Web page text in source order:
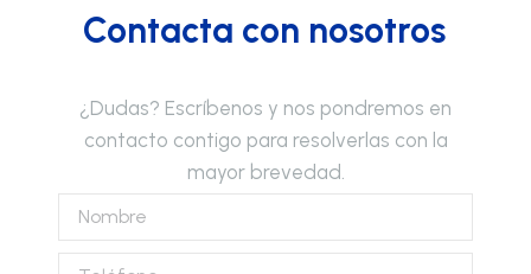
Contacta con nosotros
¿Dudas? Escríbenos y nos pondremos en
contacto contigo para resolverlas con la
mayor brevedad.